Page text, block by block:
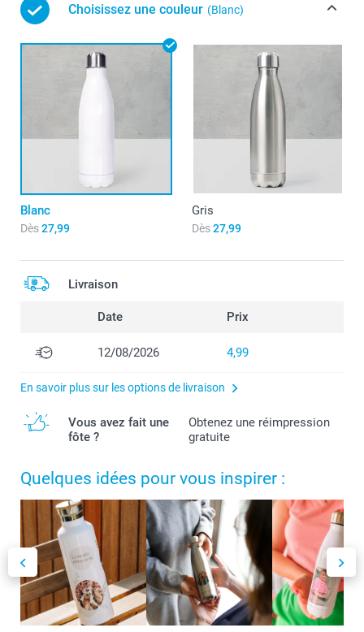
Choisissez une couleur (Blanc)
Blanc
Dès27,99
Gris
Dès27,99
Livraison
Date Prix
12/08/2026 4,99
En savoir plus sur les options de livraison
Vous avez fait une
fôte ?
Obtenez une réimpression
gratuite
Quelques idées pour vous inspirer :